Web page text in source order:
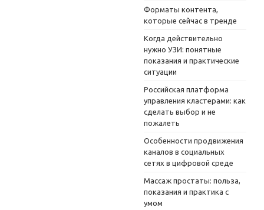
Форматы контента,
которые сейчас в тренде
Когда действительно
нужно УЗИ: понятные
показания и практические
ситуации
Российская платформа
управления кластерами: как
сделать выбор и не
пожалеть
Особенности продвижения
каналов в социальных
сетях в цифровой среде
Массаж простаты: польза,
показания и практика с
умом